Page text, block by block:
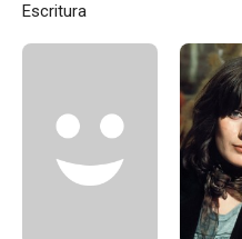
Escritura